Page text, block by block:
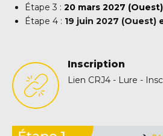
Étape 3 : 20 mars 2027
Étape 4 : 19 juin 2027 (Ouest)
Inscription
Lien CRJ4 - Lure -